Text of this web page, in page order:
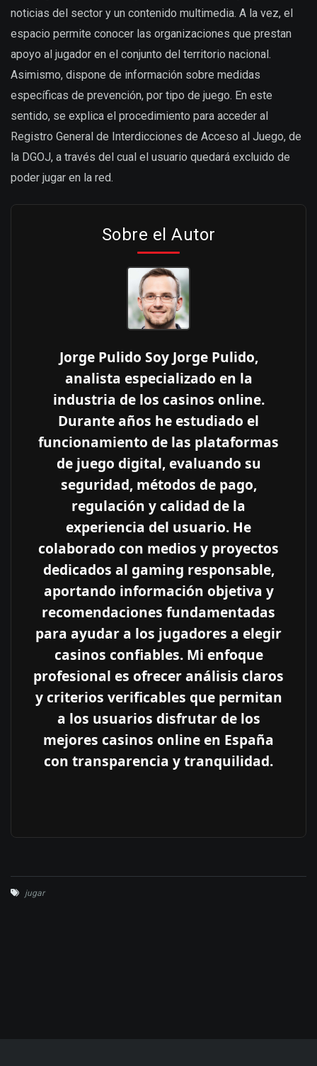
noticias del sector y un contenido multimedia. A la vez, el
espacio permite conocer las organizaciones que prestan
apoyo al jugador en el conjunto del territorio nacional.
Asimismo, dispone de información sobre medidas
específicas de prevención, por tipo de juego. En este
sentido, se explica el procedimiento para acceder al
Registro General de Interdicciones de Acceso al Juego, de
la DGOJ, a través del cual el usuario quedará excluido de
poder jugar en la red.
Sobre el Autor
Jorge Pulido Soy Jorge Pulido,
analista especializado en la
industria de los casinos online.
Durante años he estudiado el
funcionamiento de las plataformas
de juego digital, evaluando su
seguridad, métodos de pago,
regulación y calidad de la
experiencia del usuario. He
colaborado con medios y proyectos
dedicados al gaming responsable,
aportando información objetiva y
recomendaciones fundamentadas
para ayudar a los jugadores a elegir
casinos confiables. Mi enfoque
profesional es ofrecer análisis claros
y criterios verificables que permitan
a los usuarios disfrutar de los
mejores casinos online en España
con transparencia y tranquilidad.
jugar